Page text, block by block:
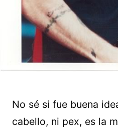
No sé si fue buena
cabello, ni pex, es la